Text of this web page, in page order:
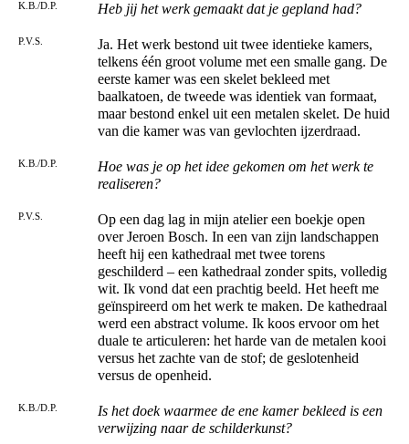
K.B./D.P. Heb jij het werk gemaakt dat je gepland had?
P.V.S.
Ja. Het werk bestond uit twee identieke kamers,
telkens één groot volume met een smalle gang. De
eerste kamer was een skelet bekleed met
baalkatoen, de tweede was identiek van formaat,
maar bestond enkel uit een metalen skelet. De huid
van die kamer was van gevlochten ijzerdraad.
K.B./D.P.
Hoe was je op het idee gekomen om het werk te
realiseren?
P.V.S.
Op een dag lag in mijn atelier een boekje open
over Jeroen Bosch. In een van zijn landschappen
heeft hij een kathedraal met twee torens
geschilderd – een kathedraal zonder spits, volledig
wit. Ik vond dat een prachtig beeld. Het heeft me
geïnspireerd om het werk te maken. De kathedraal
werd een abstract volume. Ik koos ervoor om het
duale te articuleren: het harde van de metalen kooi
versus het zachte van de stof; de geslotenheid
versus de openheid.
K.B./D.P.
Is het doek waarmee de ene kamer bekleed is een
verwijzing naar de schilderkunst?